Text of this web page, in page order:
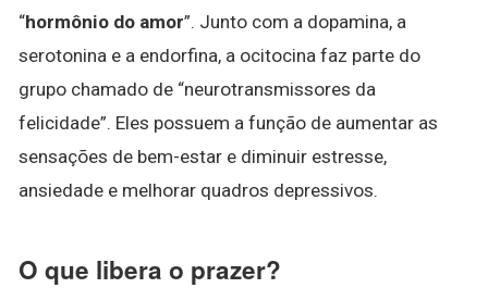
“hormônio do amor”. Junto com a dopamina, a
serotonina e a endorfina, a ocitocina faz parte do
grupo chamado de “neurotransmissores da
felicidade”. Eles possuem a função de aumentar as
sensações de bem-estar e diminuir estresse,
ansiedade e melhorar quadros depressivos.
O que libera o prazer?